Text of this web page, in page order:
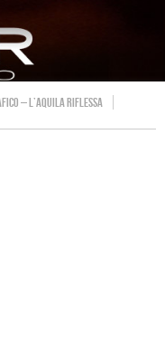
– L’AQUILA RIFLESSA